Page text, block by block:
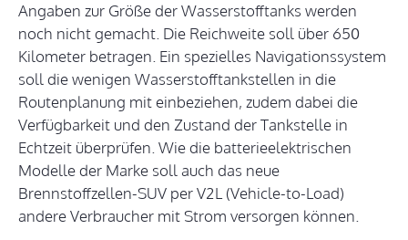
Angaben zur Größe der Wasserstofftanks werden
noch nicht gemacht. Die Reichweite soll über 650
Kilometer betragen. Ein spezielles Navigationssystem
soll die wenigen Wasserstofftankstellen in die
Routenplanung mit einbeziehen, zudem dabei die
Verfügbarkeit und den Zustand der Tankstelle in
Echtzeit überprüfen. Wie die batterieelektrischen
Modelle der Marke soll auch das neue
Brennstoffzellen-SUV per V2L (Vehicle-to-Load)
andere Verbraucher mit Strom versorgen können.